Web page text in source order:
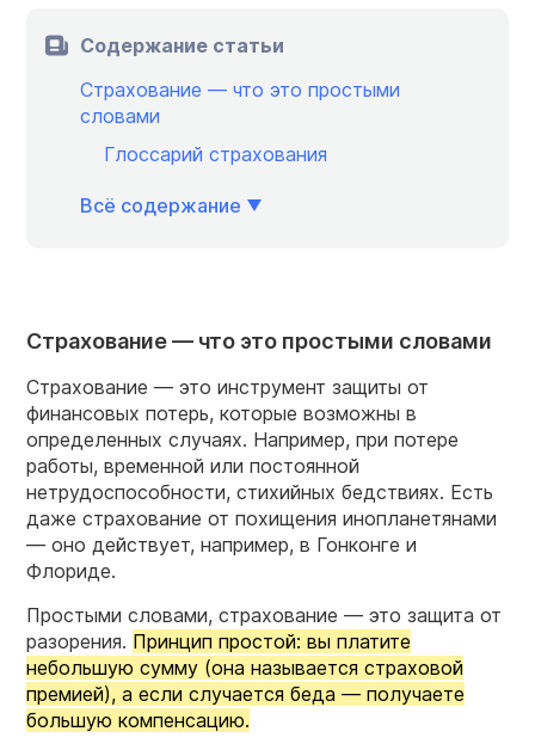
Содержание статьи
Страхование — что это простыми
словами
Глоссарий страхования
Всё содержание
Страхование — что это простыми словами
Страхование — это инструмент защиты от
финансовых потерь, которые возможны в
определенных случаях. Например, при потере
работы, временной или постоянной
нетрудоспособности, стихийных бедствиях. Есть
даже страхование от похищения инопланетянами
— оно действует, например, в Гонконге и
Флориде.
Простыми словами, страхование — это защита от
разорения. Принцип простой: вы платите
небольшую сумму (она называется страховой
премией), а если случается беда — получаете
большую компенсацию.